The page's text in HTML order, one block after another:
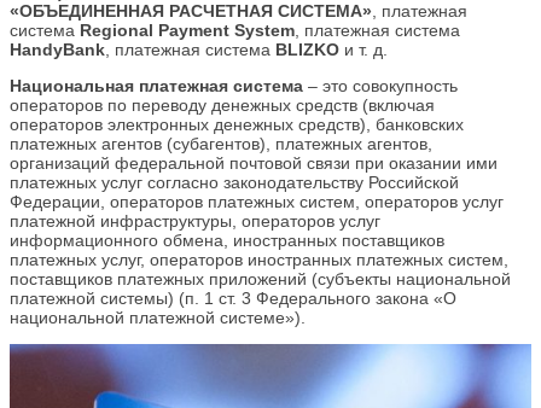
«ОБЪЕДИНЕННАЯ РАСЧЕТНАЯ СИСТЕМА», платежная
система Regional Payment System, платежная система
HandyBank, платежная система BLIZKO и т. д.
Национальная платежная система – это совокупность
операторов по переводу денежных средств (включая
операторов электронных денежных средств), банковских
платежных агентов (субагентов), платежных агентов,
организаций федеральной почтовой связи при оказании ими
платежных услуг согласно законодательству Российской
Федерации, операторов платежных систем, операторов услуг
платежной инфраструктуры, операторов услуг
информационного обмена, иностранных поставщиков
платежных услуг, операторов иностранных платежных систем,
поставщиков платежных приложений (субъекты национальной
платежной системы) (п. 1 ст. 3 Федерального закона «О
национальной платежной системе»).